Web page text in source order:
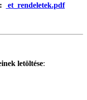
et_rendeletek.pdf
letöltése: